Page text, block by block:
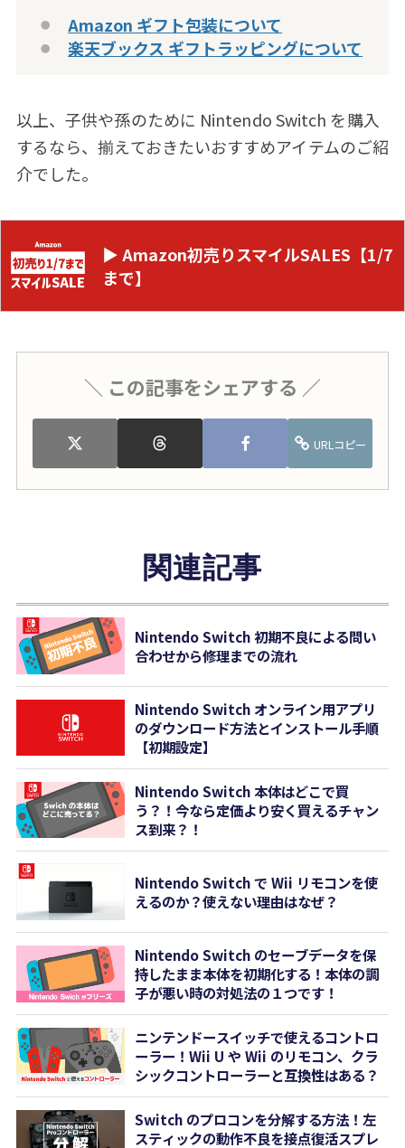
Amazon ギフト包装について
楽天ブックス ギフトラッピングについて
以上、子供や孫のために Nintendo Switch を購入
するなら、揃えておきたいおすすめアイテムのご紹
介でした。
▶ Amazon初売りスマイルSALES【1/7
まで】
＼ この記事をシェアする ／
URLコピー
関連記事
Nintendo Switch 初期不良による問い
合わせから修理までの流れ
Nintendo Switch オンライン用アプリ
のダウンロード方法とインストール手順
【初期設定】
Nintendo Switch 本体はどこで買
う？！今なら定価より安く買えるチャン
ス到来？！
Nintendo Switch で Wii リモコンを使
えるのか？使えない理由はなぜ？
Nintendo Switch のセーブデータを保
持したまま本体を初期化する！本体の調
子が悪い時の対処法の１つです！
ニンテンドースイッチで使えるコントロ
ーラー！Wii U や Wii のリモコン、クラ
シックコントローラーと互換性はある？
Switch のプロコンを分解する方法！左
スティックの動作不良を接点復活スプレ